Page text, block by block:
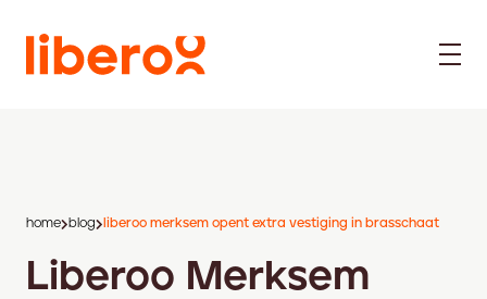
home blog liberoo merksem opent extra vestiging in brasschaat
Liberoo Merksem